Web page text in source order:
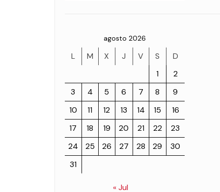
agosto 2026
L M X J V S
D
1
2
3
4 5 6 7 8
9
10
11 12 13 14 15
16
17
18 19 20 21 22
23
24
25 26 27 28 29
30
31
« Jul